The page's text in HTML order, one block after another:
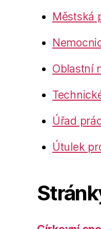
Městská
Oblastní
Úřad
Útulek